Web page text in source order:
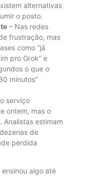
alternativas
o posto.
– Nas redes
frustração, mas
como “já
pro Grok” e
o que o
minutos”
serviço
ontem, mas o
estimam
de
perdida
algo até